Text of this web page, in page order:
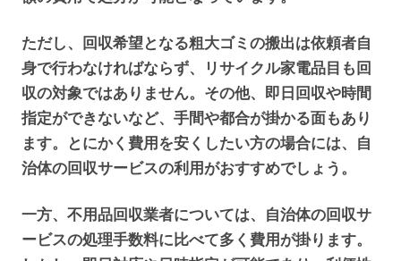
ただし、回収希望となる粗大ゴミの搬出は依頼者自
身で行わなければならず、リサイクル家電品目も回
収の対象ではありません。その他、即日回収や時間
指定ができないなど、手間や都合が掛かる面もあり
ます。とにかく費用を安くしたい方の場合には、自
治体の回収サービスの利用がおすすめでしょう。
一方、不用品回収業者については、自治体の回収サ
ービスの処理手数料に比べて多く費用が掛ります。